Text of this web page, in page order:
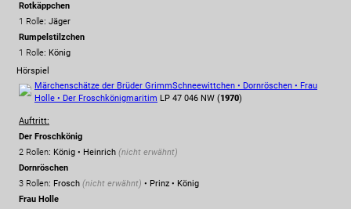
Rotkäppchen
1 Rolle: Jäger
Rumpelstilzchen
1 Rolle: König
Hörspiel
Märchenschätze der Brüder GrimmSchneewittchen • Dornröschen • Frau
Holle • Der Froschkönigmaritim LP 47 046 NW (1970)
Auftritt:
Der Froschkönig
2 Rollen: König • Heinrich (nicht erwähnt)
Dornröschen
3 Rollen: Frosch (nicht erwähnt) • Prinz • König
Frau Holle